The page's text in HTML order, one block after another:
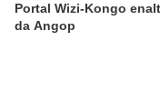
Portal Wizi-Kongo
da Angop